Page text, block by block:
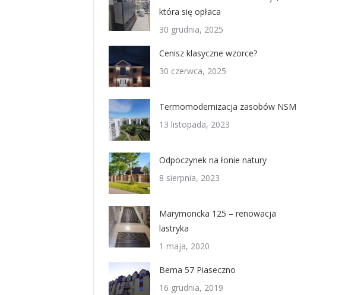
która się opłaca
30 grudnia, 2025
Cenisz klasyczne wzorce?
30 czerwca, 2025
Termomodernizacja zasobów NSM
13 listopada, 2023
Odpoczynek na łonie natury
8 sierpnia, 2023
Marymoncka 125 – renowacja
lastryka
1 maja, 2020
Bema 57 Piaseczno
16 grudnia, 2019